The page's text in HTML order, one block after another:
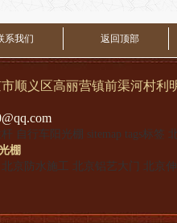
系我们 返回顶部
区高丽营镇前渠河村利明
自行车阳光棚 sitemap tags标签
棚
北京防水施工 北京铝艺大门 北京